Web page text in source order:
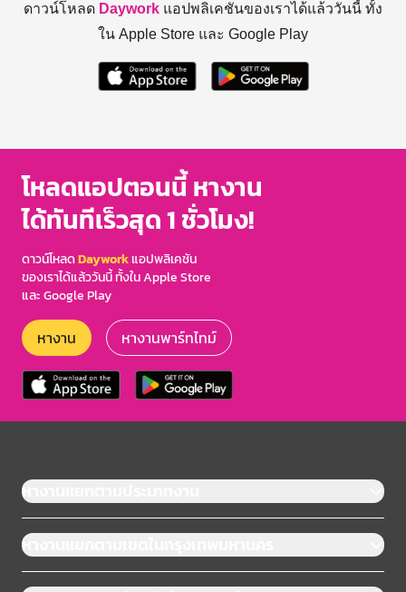
ดาวน์โหลด Daywork แอปพลิเคชันของเราได้แล้ววันนี้ ทั้ง
ใน Apple Store และ Google Play
โหลดแอปตอนนี้ หางาน
ได้ทันทีเร็วสุด 1 ชั่วโมง!
ดาวน์โหลดDayworkแอปพลิเคชัน
ของเราได้แล้ววันนี้ ทั้งใน Apple Store
และ Google Play
หางาน หางานพาร์ทไทม์
หางานแยกตามประเภทงาน
หางานแยกตามเขตในกรุงเทพมหานคร